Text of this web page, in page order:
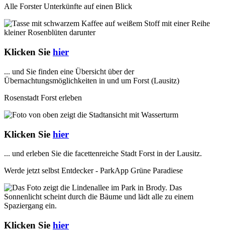
Alle Forster Unterkünfte auf einen Blick
Klicken Sie hier
... und Sie finden eine Übersicht über der
Übernachtungsmöglichkeiten in und um Forst (Lausitz)
Rosenstadt Forst erleben
Klicken Sie hier
... und erleben Sie die facettenreiche Stadt Forst in der Lausitz.
Werde jetzt selbst Entdecker - ParkApp Grüne Paradiese
Klicken Sie hier